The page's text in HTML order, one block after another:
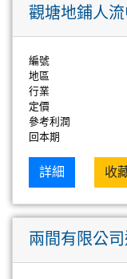
觀塘地鋪人
編號
地區
行業
定價
參考利潤
回本期
詳細 收
兩間有限公